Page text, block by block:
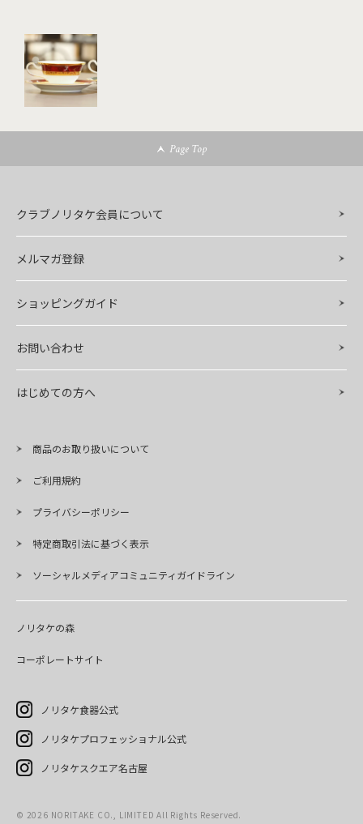
Page Top
クラブノリタケ会員について
メルマガ登録
ショッピングガイド
お問い合わせ
はじめての方へ
商品のお取り扱いについて
ご利用規約
プライバシーポリシー
特定商取引法に基づく表示
ソーシャルメディアコミュニティガイドライン
ノリタケの森
コーポレートサイト
ノリタケ食器公式
ノリタケプロフェッショナル公式
ノリタケスクエア名古屋
© 2026 NORITAKE CO., LIMITED All Rights Reserved.